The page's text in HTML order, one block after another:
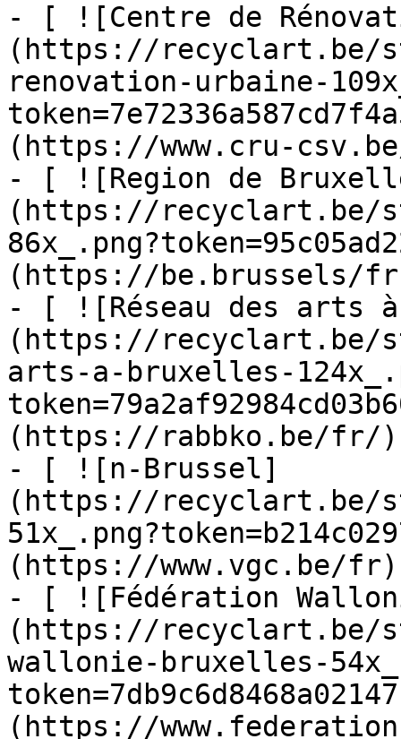
- [ ![Centre de
(https://recyclart.be/
renovation-urbaine-
(https://www.cru-
- [ ![Region de
(https://recyclart.be/
(https://be.brussels/
- [ ![Réseau des arts
(https://recyclart.be/
arts-a-bruxelles-
(https://rabbko.be/fr/)
- [ ![n-Brussel]
(https://recyclart.be/
(https://www.vgc.be/fr)
- [ ![Fédération
(https://recyclart.be/
wallonie-bruxelles-
(https://